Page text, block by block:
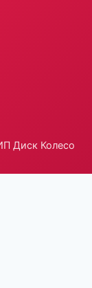
Диск Колесо